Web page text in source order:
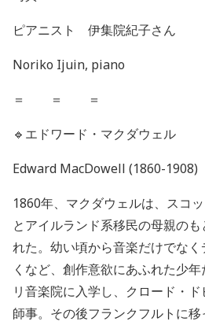
ピアニスト 伊集院紀子さん
Noriko Ijuin, piano
＝ ＝ ＝
🔹 エドワード・マクダウェル
Edward MacDowell (1860-1908)
1860年、マクダウェルは、スコ
とアイルランド系移民の母親の
れた。幼い頃から音楽だけでな
くなど、創作意欲にあふれた少
リ音楽院に入学し、クロード・
師事。その後フランクフルトに